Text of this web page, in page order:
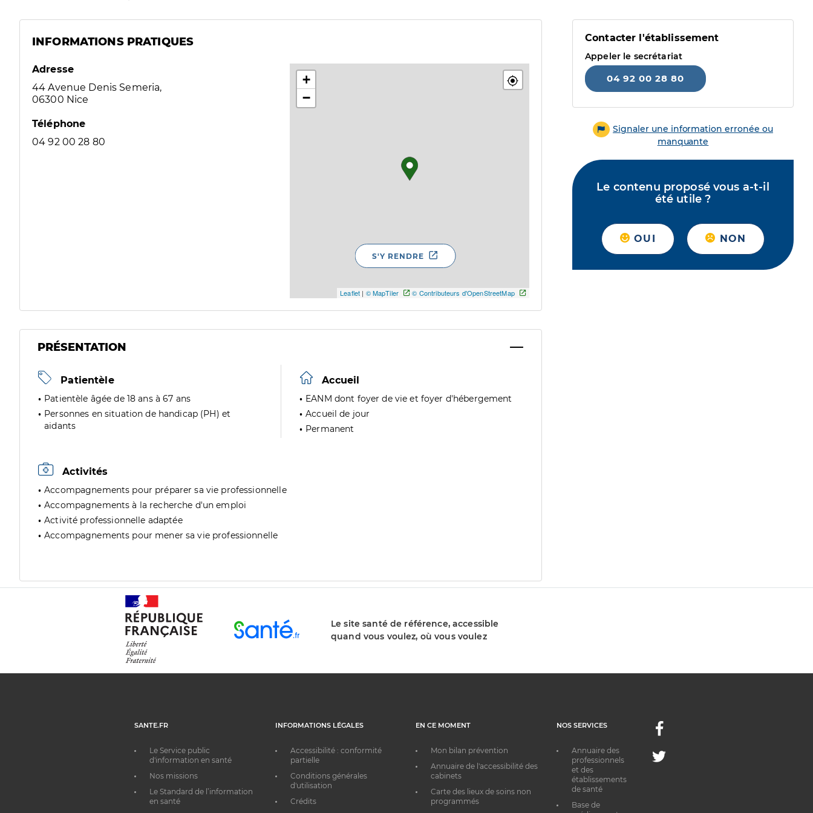
INFORMATIONS PRATIQUES
Adresse
44 Avenue Denis Semeria,
06300 Nice
Téléphone
04 92 00 28 80
+
−
Leaflet | © MapTiler © Contributeurs d'OpenStreetMap
S'Y RENDRE
PRÉSENTATION
Patientèle
Patientèle âgée de 18 ans à 67 ans
Personnes en situation de handicap (PH) et
aidants
Accueil
EANM dont foyer de vie et foyer d'hébergement
Accueil de jour
Permanent
Activités
Accompagnements pour préparer sa vie professionnelle
Accompagnements à la recherche d'un emploi
Activité professionnelle adaptée
Accompagnements pour mener sa vie professionnelle
Contacter l'établissement
Appeler le secrétariat
04 92 00 28 80
Signaler une information erronée ou
manquante
Le contenu proposé vous a-t-il
été utile ?
OUI NON
Le site santé de référence, accessible
quand vous voulez, où vous voulez
SANTE.FR
Le Service public
d'information en santé
Nos missions
Le Standard de l’information
en santé
INFORMATIONS LÉGALES
Accessibilité : conformité
partielle
Conditions générales
d'utilisation
Crédits
EN CE MOMENT
Mon bilan prévention
Annuaire de l'accessibilité des
cabinets
Carte des lieux de soins non
programmés
NOS SERVICES
Annuaire des
professionnels
et des
établissements
de santé
Base de
Facebook
Twitter